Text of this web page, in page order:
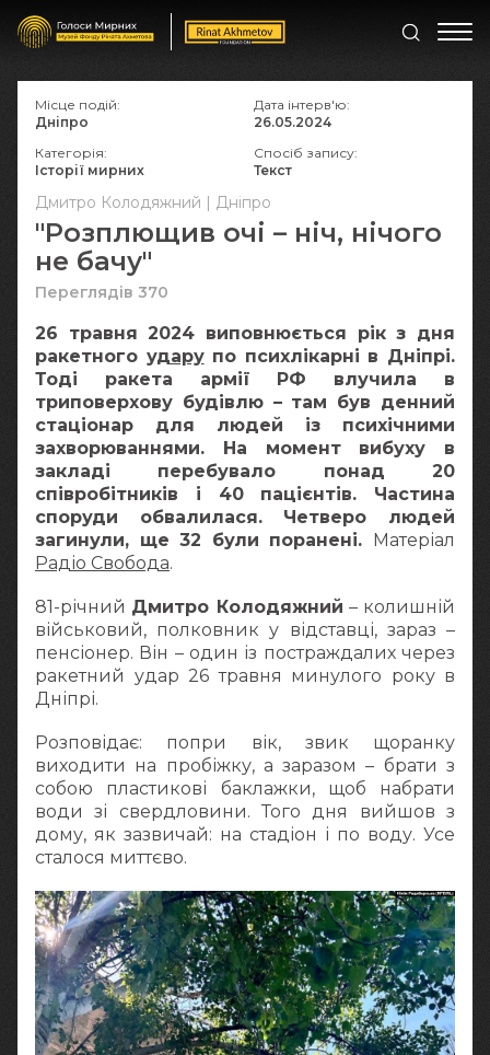
Дмитро Колодяжний | Дніпро
"Розплющив очі – ніч, нічого
не бачу"
Переглядів 370
26 травня 2024 виповнюється рік з дня
ракетного ударупо психлікарні в Дніпрі.
Тоді ракета армії РФ влучила в
триповерхову будівлю – там був денний
стаціонар для людей із психічними
захворюваннями. На момент вибуху в
закладі перебувало понад 20
співробітників і 40 пацієнтів. Частина
споруди обвалилася. Четверо людей
загинули, ще 32 були поранені. Матеріал
Радіо Свобода.
81-річний Дмитро Колодяжний – колишній
військовий, полковник у відставці, зараз –
пенсіонер. Він – один із постраждалих через
ракетний удар 26 травня минулого року в
Дніпрі.
Розповідає: попри вік, звик щоранку
виходити на пробіжку, а заразом – брати з
собою пластикові баклажки, щоб набрати
води зі свердловини. Того дня вийшов з
дому, як зазвичай: на стадіон і по воду. Усе
сталося миттєво.
Місце подій:
Дніпро
Дата інтерв'ю:
26.05.2024
Категорія:
Історії мирних
Спосіб запису:
Текст